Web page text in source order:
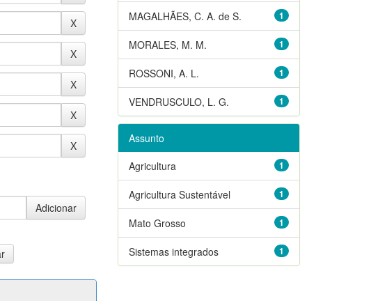
1
MAGALHÃES, C. A. de S.
1
MORALES, M. M.
1
ROSSONI, A. L.
1
VENDRUSCULO, L. G.
Assunto
1
Agricultura
1
Agricultura Sustentável
1
Mato Grosso
1
Sistemas integrados